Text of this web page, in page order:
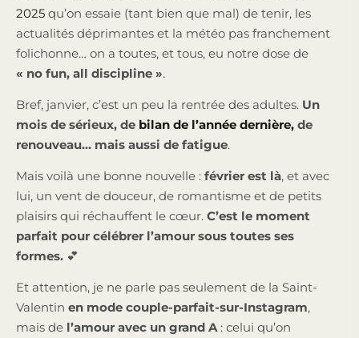
2025 qu’on essaie (tant bien que mal) de tenir, les
actualités déprimantes et la météo pas franchement
folichonne… on a toutes, et tous, eu notre dose de
« no fun, all discipline ».
Bref, janvier, c’est un peu la rentrée des adultes. Un
mois de sérieux, de bilan de l’année dernière, de
renouveau… mais aussi de fatigue.
Mais voilà une bonne nouvelle : février est là, et avec
lui, un vent de douceur, de romantisme et de petits
plaisirs qui réchauffent le cœur. C’est le moment
parfait pour célébrer l’amour sous toutes ses
formes. 💕
Et attention, je ne parle pas seulement de la Saint-
Valentin en mode couple-parfait-sur-Instagram,
mais de l’amour avec un grand A: celui qu’on